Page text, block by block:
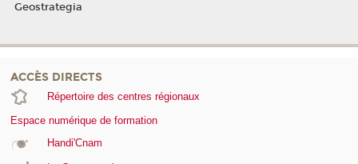
Geostrategia
ACCÈS DIRECTS
Répertoire des centres régionaux
Espace numérique de formation
Handi'Cnam